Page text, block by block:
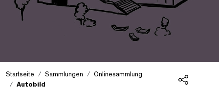
Startseite Sammlungen
Onlinesammlung
Autobild